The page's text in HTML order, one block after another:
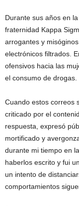
Durante sus años en
fraternidad Kappa
arrogantes y
electrónicos filtrados.
ofensivos hacia las
el consumo de drogas.
Cuando estos correos
criticado por el
respuesta, expresó
mortificado y
durante mi tiempo en
haberlos escrito y fui
un intento de
comportamientos